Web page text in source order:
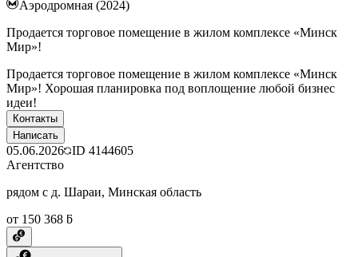
Аэродромная (2024)
Продается торговое помещение в жилом комплексе «Минск
Мир»!
Продается торговое помещение в жилом комплексе «Минск
Мир»! Хорошая планировка под воплощение любой бизнес
идеи!
Контакты
Написать
05.06.2026 ID 4144605
Агентство
рядом с д. Шараи, Минская область
от 150 368 ƃ